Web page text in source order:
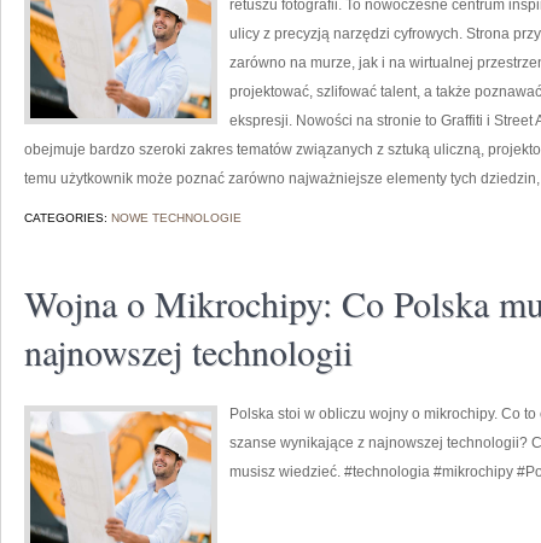
retuszu fotografii. To nowoczesne centrum
ulicy z precyzją narzędzi cyfrowych. Strona
zarówno na murze, jak i na wirtualnej
projektować, szlifować talent, a także
ekspresji. Nowości na stronie to Graffiti i Street
obejmuje bardzo szeroki zakres tematów związanych z sztuką uliczną,
temu użytkownik może poznać zarówno najważniejsze elementy tych dziedzin,
CATEGORIES: NOWE TECHNOLOGIE
Wojna o Mikrochipy: Co Polska
najnowszej technologii
Polska stoi w obliczu wojny o mikrochipy. Co
szanse wynikające z najnowszej technologii?
musisz wiedzieć. #technologia #mikrochipy